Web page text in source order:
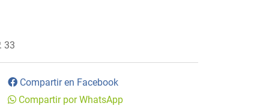
33
Compartir en Facebook
Compartir por WhatsApp